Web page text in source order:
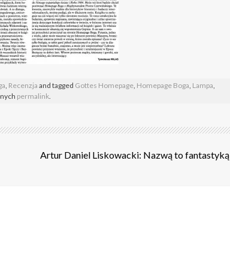
, Recenzja and tagged Gottes Homepage, Homepage Boga, Lampa,
permalink.
Artur Daniel Liskowacki: Nazwą to fantastyką